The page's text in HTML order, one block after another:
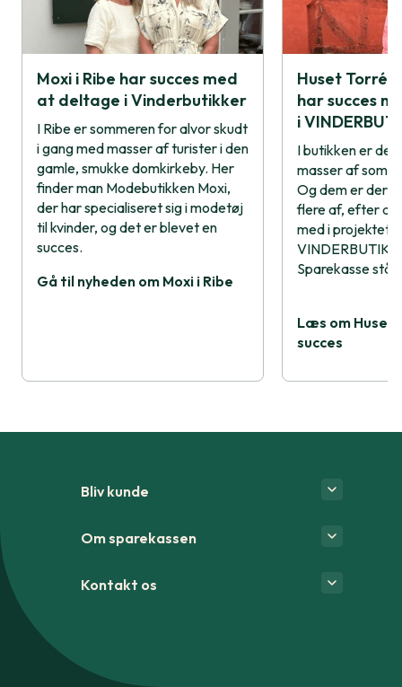
Moxi i Ribe har succes med
at deltage i Vinderbutikker
I Ribe er sommeren for alvor skudt
i gang med masser af turister i den
gamle, smukke domkirkeby. Her
finder man Modebutikken Moxi,
der har specialiseret sig i modetøj
til kvinder, og det er blevet en
succes.
Gå til nyheden om Moxi i Ribe
Huset Torré i
har succes
i
I butikken er
masser af
Og dem er der
flere af, efter at
med i projektet
Sparekasse står
Læs om Huset
succes
Bliv kunde
Om sparekassen
Kontakt os